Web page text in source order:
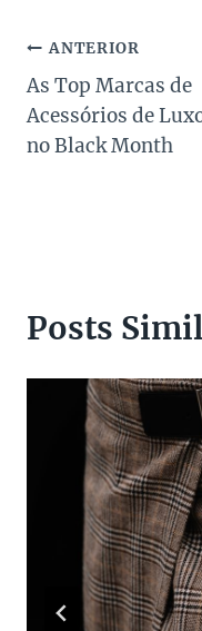
Navegação
de
Post
ANTERIOR
As Top Marcas de
Acessórios de
no Black Month
Posts